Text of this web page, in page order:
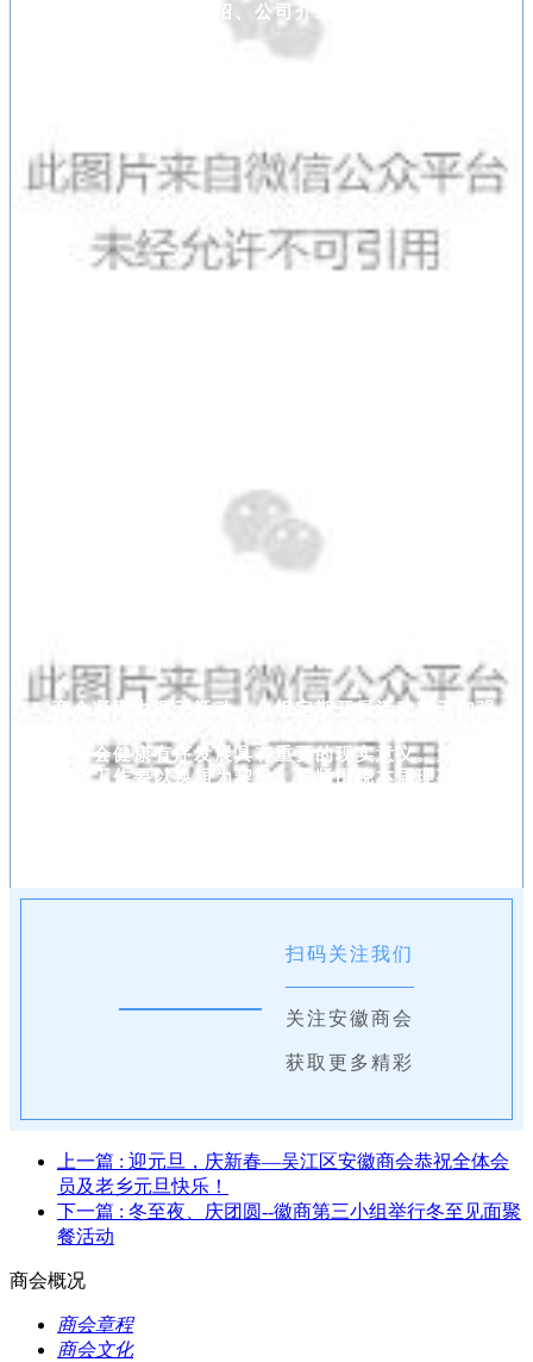
流，进行了自我介绍、公司介绍、业务介绍、项目
商会凝聚力源于活动，小组定期开展活动对于加强
进商会健康有序发展具有重要的现实意义。第三届
商会工作要以换届为契机，紧紧围绕本届理事会提
扫码关注我们
关注安徽商会
获取更多精彩
上一篇 : 迎元旦，庆新春—吴江区安徽商会恭祝全体会
员及老乡元旦快乐！
下一篇 : 冬至夜、庆团圆--徽商第三小组举行冬至见面聚
餐活动
商会概况
商会章程
商会文化